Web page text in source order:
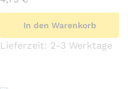
In den Warenkorb
Lieferzeit: 2-3 Werktage